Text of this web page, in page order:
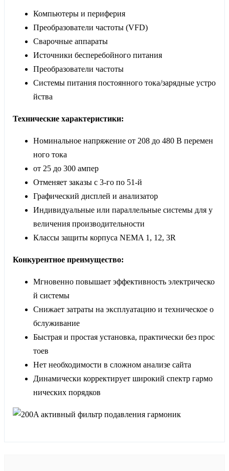
Компьютеры и периферия
Преобразователи частоты (VFD)
Сварочные аппараты
Источники бесперебойного питания
Преобразователи частоты
Системы питания постоянного тока/зарядные устро
йства
Технические характеристики:
Номинальное напряжение от 208 до 480 В перемен
ного тока
от 25 до 300 ампер
Отменяет заказы с 3-го по 51-й
Графический дисплей и анализатор
Индивидуальные или параллельные системы для у
величения производительности
Классы защиты корпуса NEMA 1, 12, 3R
Конкурентное преимущество:
Мгновенно повышает эффективность электрическо
й системы
Снижает затраты на эксплуатацию и техническое о
бслуживание
Быстрая и простая установка, практически без прос
тоев
Нет необходимости в сложном анализе сайта
Динамически корректирует широкий спектр гармо
нических порядков